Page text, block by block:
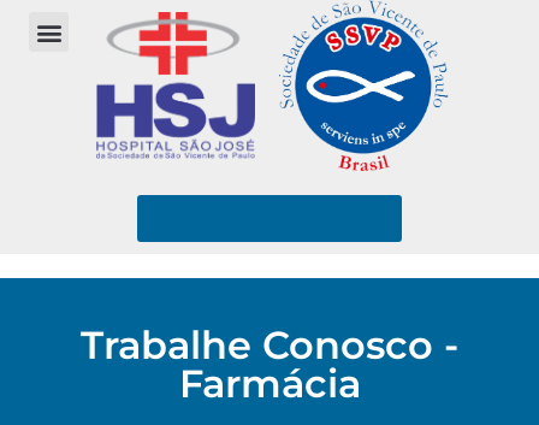
Trabalhe Conosco -
Farmácia